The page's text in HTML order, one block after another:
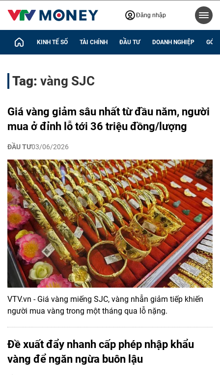
Đăng nhập
KINH TẾ SỐ TÀI CHÍNH ĐẦU TƯ DOANH NGHIỆP GÓC
Tag: vàng SJC
Giá vàng giảm sâu nhất từ đầu năm, người
mua ở đỉnh lỗ tới 36 triệu đồng/lượng
ĐẦU TƯ03/06/2026
VTV.vn - Giá vàng miếng SJC, vàng nhẫn giảm tiếp khiến
người mua vàng trong một tháng qua lỗ nặng.
Đề xuất đẩy nhanh cấp phép nhập khẩu
vàng để ngăn ngừa buôn lậu